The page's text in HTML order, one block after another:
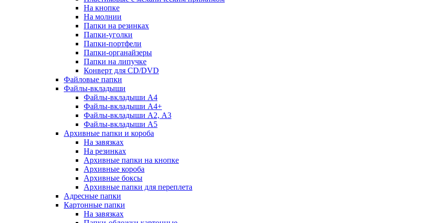
На кнопке
На молнии
Папки на резинках
Папки-уголки
Папки-портфели
Папки-органайзеры
Папки на липучке
Конверт для CD/DVD
Файловые папки
Файлы-вкладыши
Файлы-вкладыши А4
Файлы-вкладыши А4+
Файлы-вкладыши А2, А3
Файлы-вкладыши А5
Архивные папки и короба
На завязках
На резинках
Архивные папки на кнопке
Архивные короба
Архивные боксы
Архивные папки для переплета
Адресные папки
Картонные папки
На завязках